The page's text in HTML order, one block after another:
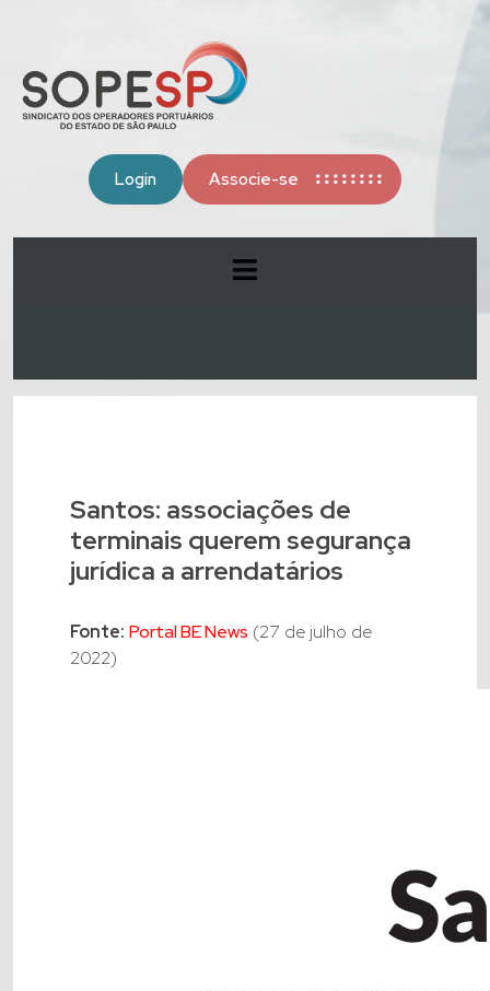
Login Associe-se
Santos: associações de
terminais querem segurança
jurídica a arrendatários
Fonte: Portal BE News (27 de julho de
2022)